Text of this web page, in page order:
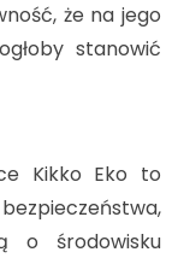
że na jego
stanowić
Kikko Eko to
o środowisku